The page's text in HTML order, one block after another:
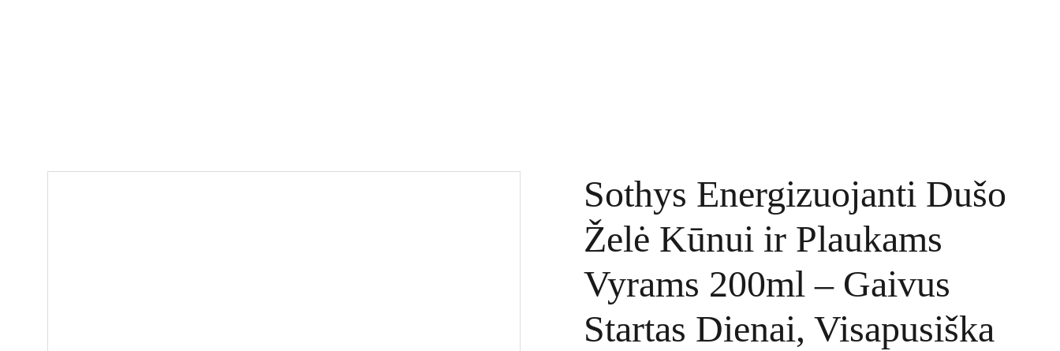
Sothys Energizuojanti Dušo
Želė Kūnui ir Plaukams
Vyrams 200ml – Gaivus
Startas Dienai, Visapusiška